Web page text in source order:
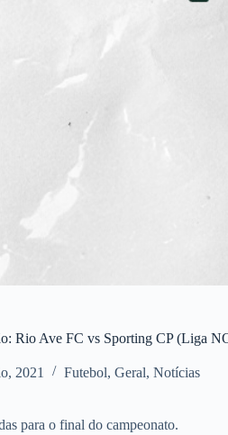
Rio Ave FC vs Sporting CP (Liga
2021 Futebol,Geral,Notícias
para o final do campeonato.